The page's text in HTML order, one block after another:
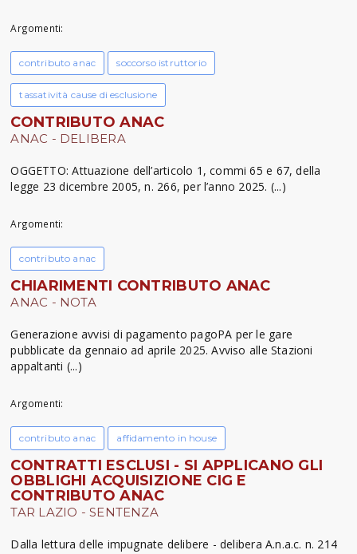
Argomenti:
contributo anac soccorso istruttorio
tassatività cause di esclusione
CONTRIBUTO ANAC
ANAC - DELIBERA
OGGETTO: Attuazione dell’articolo 1, commi 65 e 67, della
legge 23 dicembre 2005, n. 266, per l’anno 2025. (...)
Argomenti:
contributo anac
CHIARIMENTI CONTRIBUTO ANAC
ANAC - NOTA
Generazione avvisi di pagamento pagoPA per le gare
pubblicate da gennaio ad aprile 2025. Avviso alle Stazioni
appaltanti (...)
Argomenti:
contributo anac affidamento in house
CONTRATTI ESCLUSI - SI APPLICANO GLI
OBBLIGHI ACQUISIZIONE CIG E
CONTRIBUTO ANAC
TAR LAZIO - SENTENZA
Dalla lettura delle impugnate delibere - delibera A.n.a.c. n. 214